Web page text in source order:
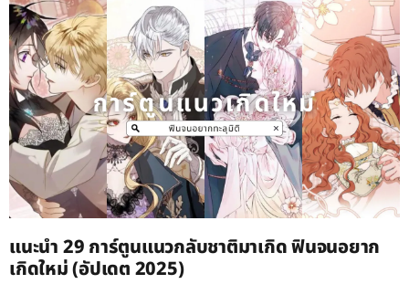
แนะนำ 29 การ์ตูนแนวกลับชาติมาเกิด ฟินจนอยาก
เกิดใหม่ (อัปเดต 2025)